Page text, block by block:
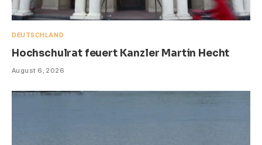
DEUTSCHLAND
Hochschulrat feuert Kanzler Martin Hecht
August 6, 2026